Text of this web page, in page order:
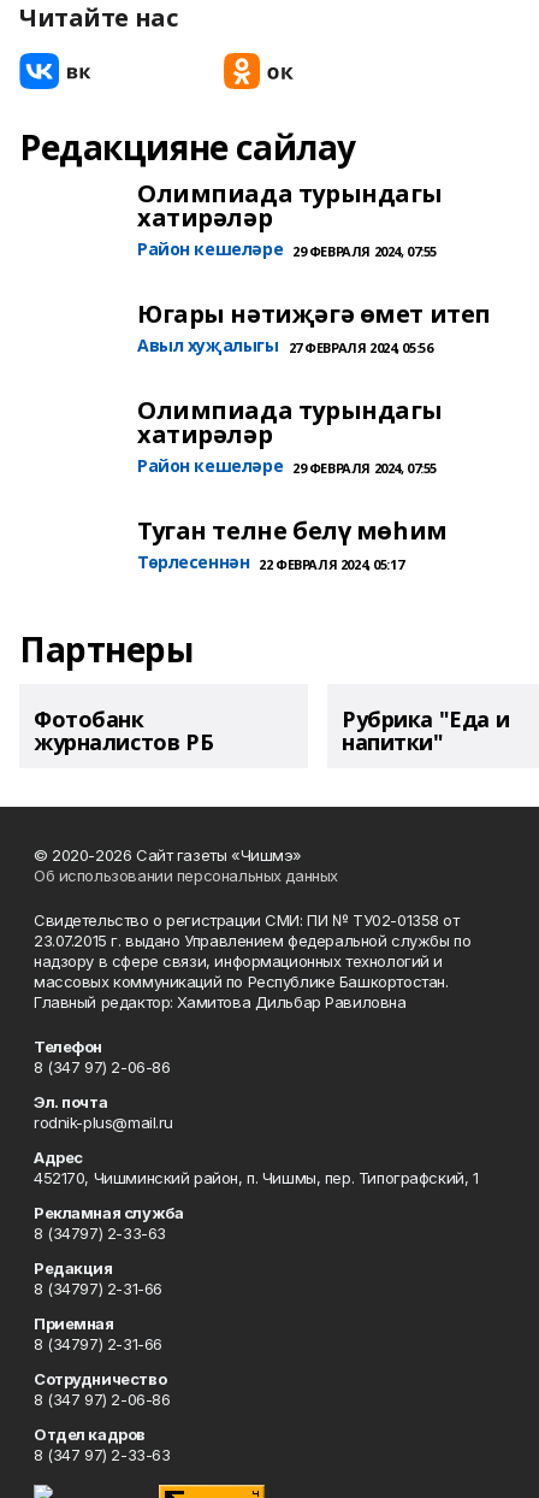
Читайте нас
Редакцияне сайлау
Олимпиада турындагы
хатирәләр
Район кешеләре 29 ФЕВРАЛЯ 2024, 07:55
Югары нәтиҗәгә өмет итеп
Авыл хуҗалыгы 27 ФЕВРАЛЯ 2024, 05:56
Олимпиада турындагы
хатирәләр
Район кешеләре 29 ФЕВРАЛЯ 2024, 07:55
Туган телне белү мөһим
Төрлесеннән 22 ФЕВРАЛЯ 2024, 05:17
Партнеры
Фотобанк
журналистов РБ
Рубрика "Еда и
напитки"
© 2020-2026 Сайт газеты «Чишмэ»
Об использовании персональных данных
Свидетельство о регистрации СМИ: ПИ № ТУ02-01358 от
23.07.2015 г. выдано Управлением федеральной службы по
надзору в сфере связи, информационных технологий и
массовых коммуникаций по Республике Башкортостан.
Главный редактор: Хамитова Дильбар Равиловна
Телефон
8 (347 97) 2-06-86
Эл. почта
rodnik-plus@mail.ru
Адрес
452170, Чишминский район, п. Чишмы, пер. Типографский, 1
Рекламная служба
8 (34797) 2-33-63
Редакция
8 (34797) 2-31-66
Приемная
8 (34797) 2-31-66
Сотрудничество
8 (347 97) 2-06-86
Отдел кадров
8 (347 97) 2-33-63